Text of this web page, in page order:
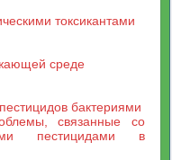
токсикантами
среде
бактериями
связанные со
пестицидами в